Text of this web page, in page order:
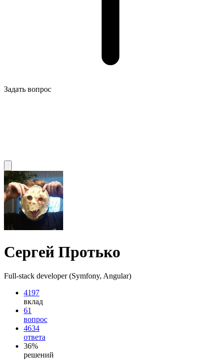
Задать вопрос
Сергей Протько
Full-stack developer (Symfony, Angular)
4197
вклад
61
вопрос
4634
ответа
36%
решений